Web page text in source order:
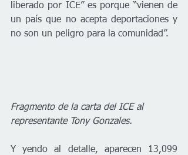
liberado por ICE” es porque “vienen de
un país que no acepta deportaciones y
no son un peligro para la comunidad”.
Fragmento de la carta del ICE al
representante Tony Gonzales.
Y yendo al detalle, aparecen 13,099